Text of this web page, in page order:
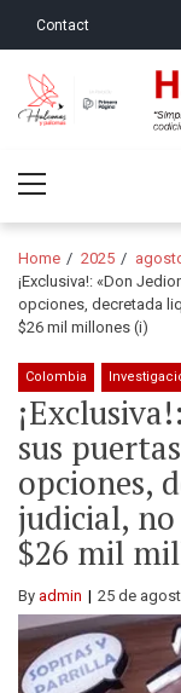
Contact
Menu
Home 2025
¡Exclusiva!: «Don
opciones, decretada
$26 mil millones (i)
Colombia
sus
opciones,
judicial, no
$26 mil
By admin 25 de